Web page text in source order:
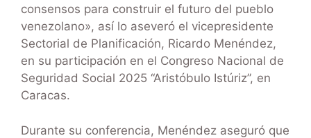
consensos para construir el futuro del pueblo
venezolano», así lo aseveró el vicepresidente
Sectorial de Planificación, Ricardo Menéndez,
en su participación en el Congreso Nacional de
Seguridad Social 2025 “Aristóbulo Istúriz”, en
Caracas.
Durante su conferencia, Menéndez aseguró que